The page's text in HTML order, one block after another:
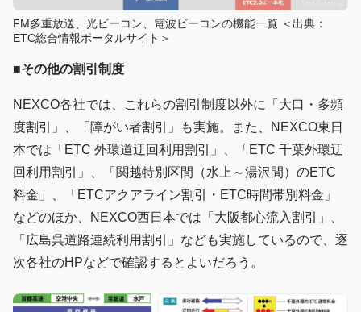
FM多重放送、光ビーコン、電波ビーコンの機能一覧 ＜出典：
ETC総合情報ポータルサイト＞
■その他の割引制度
NEXCO各社では、これらの割引制度以外に「大口・多頻
度割引」、「障がい者割引」も実施。また、NEXCO東日
本では「ETC 外環道迂回利用割引」、「ETC 千葉外環迂
回利用割引」、「関越特別区間（水上～湯沢間）のETC
料金」、「ETCアクアライン割引・ETC時間帯別料金」
などのほか、NEXCO西日本では「大阪都心流入割引」、
「広島呉道路連続利用割引」なども実施しているので、逐
次各社のHPなどで確認するとよいだろう。